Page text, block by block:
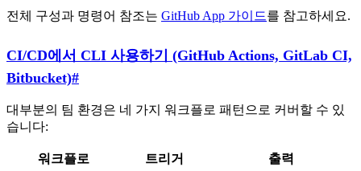
전체 구성과 명령어 참조는 GitHub App 가이드를 참고하세요.
CI/CD에서 CLI 사용하기 (GitHub Actions, GitLab CI,
Bitbucket)#
대부분의 팀 환경은 네 가지 워크플로 패턴으로 커버할 수 있
습니다:
워크플로 트리거 출력